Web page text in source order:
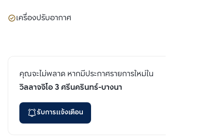
เครื่องปรับอากาศ
คุณจะไม่พลาด หากมีประกาศรายการใหม่ใน
วิลลาจจิโอ 3 ศรีนครินทร์-บางนา
รับการแจ้งเตือน